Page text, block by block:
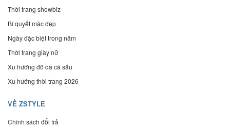
Thời trang showbiz
Bí quyết mặc đẹp
Ngày đặc biệt trong năm
Thời trang giày nữ
Xu hướng đồ da cá sấu
Xu hướng thời trang 2026
VỀ ZSTYLE
Chính sách đổi trả